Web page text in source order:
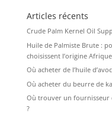
Articles récents
Crude Palm Kernel Oil
Huile de Palmiste Brute :
choisissent l’origine Afrique
Où acheter de l’huile
Où acheter du beurre de
Où trouver un fournisseur
?